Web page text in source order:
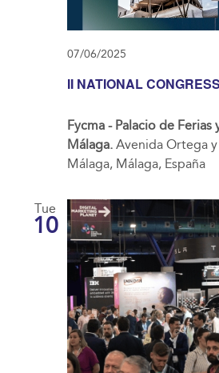
II NATIONAL
07/06/2025
Fycma - Palacio de Ferias
Málaga. Avenida Ortega y
Málaga, Málaga, España
Tue
10